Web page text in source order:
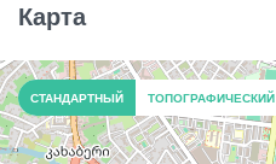
Карта
СТАНДАРТНЫЙ ТОПОГРАФИЧЕСКИЙ